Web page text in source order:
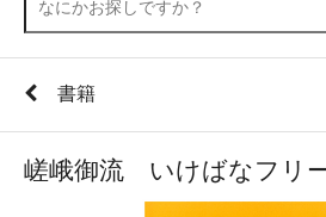
書籍
嵯峨御流 いけばなフリ